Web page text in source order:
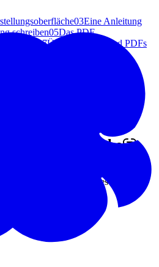
03Eine Anleitung
schreiben05Das PDF
07Übersetzungen und PDFs
bevor Sie loslegen:
die Tabs und jedes Element